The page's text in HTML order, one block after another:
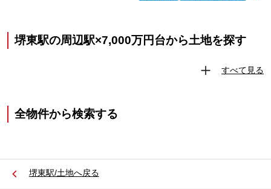
堺東駅の周辺駅×7,000万円台から土地を探す
すべて見る
全物件から検索する
堺東駅/土地へ戻る